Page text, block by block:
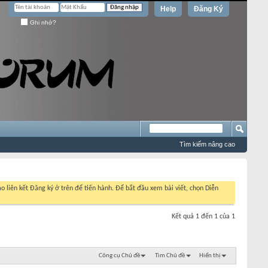
Đăng Ký
Help
Ghi nhớ?
Tìm kiếm nâng cao
liên kết Đăng ký ở trên để tiến hành. Để bắt đầu xem bài viết, chọn Diễn
Kết quả 1 đến 1 của 1
Công cụ Chủ đề Tìm Chủ đề Hiển thị